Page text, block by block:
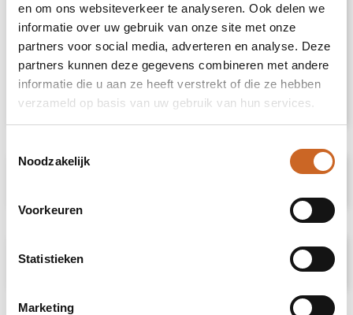
en om ons websiteverkeer te analyseren. Ook delen we
informatie over uw gebruik van onze site met onze
partners voor social media, adverteren en analyse. Deze
partners kunnen deze gegevens combineren met andere
informatie die u aan ze heeft verstrekt of die ze hebben
verzameld op basis van uw gebruik van hun services.
Noodzakelijk
Voorkeuren
Statistieken
Marketing
Aluminium winkelhaak met geïntegreerde
waterpas. Lengte 30 centimeter met
duidelijke centimeterverdeling. Praktisch
ontwerp voor nauwkeurig meten en
waterpassen. Individueel verpakt in een
bruine kartonnen doos met illustratie.
Prijsspecificaties